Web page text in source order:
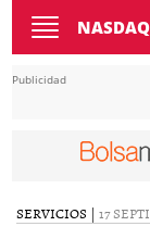
Toggle
navigation
Publicidad
SERVICIOS | 17